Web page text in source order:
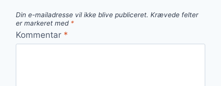
Din e-mailadresse vil ikke blive publiceret. Krævede felter
er markeret med *
Kommentar *